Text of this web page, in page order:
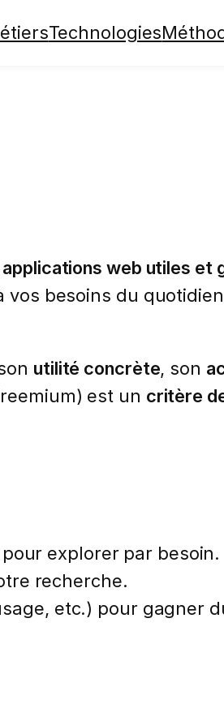
Technologies
web utiles et
besoins du
utilité concrète, son
est un critère
explorer par besoin.
recherche.
etc.) pour gagner